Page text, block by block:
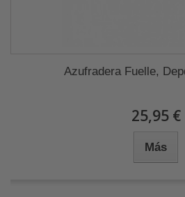
Azufradera Fuelle,
25,95 €
Más